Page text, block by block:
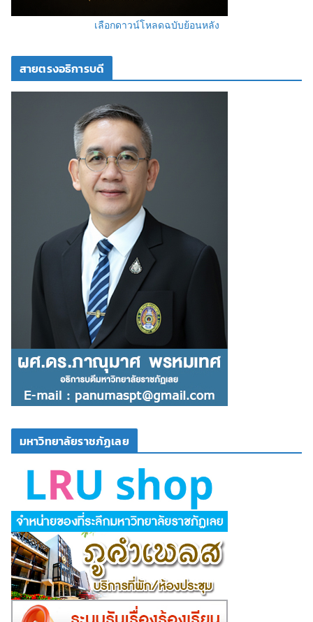
เลือกดาวน์โหลดฉบับย้อนหลัง
สายตรงอธิการบดี
มหาวิทยาลัยราชภัฏเลย